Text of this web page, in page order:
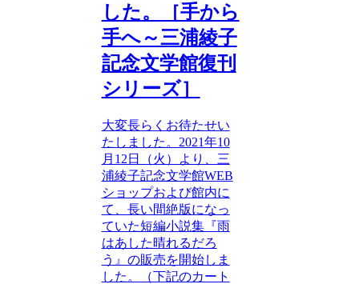
した。［手から
手へ～三浦綾子
記念文学館復刊
シリーズ］
大変長らくお待たせい
たしました。2021年10
月12日（火）より、三
浦綾子記念文学館WEB
ショップおよび館内に
て、長い間絶版になっ
ていた短編小説集『雨
はあした晴れるだろ
う』の販売を開始しま
した。（下記のカート